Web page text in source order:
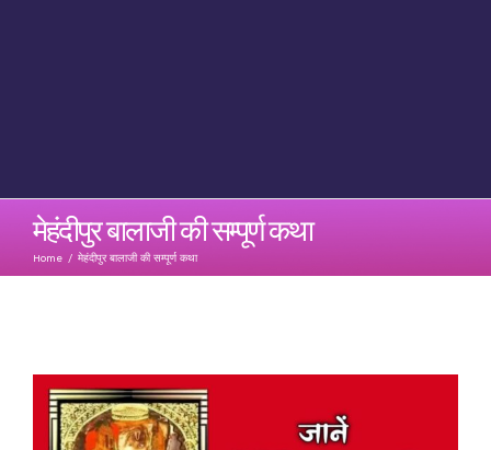
मेहंदीपुर बालाजी की सम्पूर्ण कथा
Home / मेहंदीपुर बालाजी की सम्पूर्ण कथा